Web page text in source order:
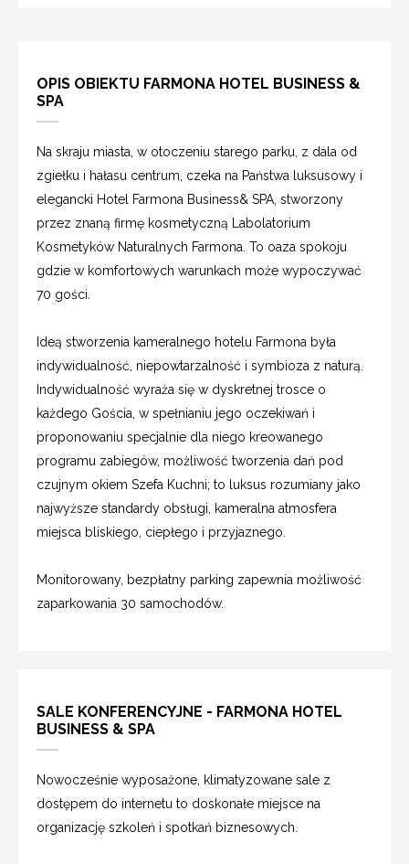
OPIS OBIEKTU FARMONA HOTEL BUSINESS &
SPA
Na skraju miasta, w otoczeniu starego parku, z dala od
zgiełku i hałasu centrum, czeka na Państwa luksusowy i
elegancki Hotel Farmona Business& SPA, stworzony
przez znaną firmę kosmetyczną Labolatorium
Kosmetyków Naturalnych Farmona. To oaza spokoju
gdzie w komfortowych warunkach może wypoczywać
70 gości.
Ideą stworzenia kameralnego hotelu Farmona była
indywidualność, niepowtarzalność i symbioza z naturą.
Indywidualność wyraża się w dyskretnej trosce o
każdego Gościa, w spełnianiu jego oczekiwań i
proponowaniu specjalnie dla niego kreowanego
programu zabiegów, możliwość tworzenia dań pod
czujnym okiem Szefa Kuchni; to luksus rozumiany jako
najwyższe standardy obsługi, kameralna atmosfera
miejsca bliskiego, ciepłego i przyjaznego.
Monitorowany, bezpłatny parking zapewnia możliwość
zaparkowania 30 samochodów.
SALE KONFERENCYJNE - FARMONA HOTEL
BUSINESS & SPA
Nowocześnie wyposażone, klimatyzowane sale z
dostępem do internetu to doskonałe miejsce na
organizację szkoleń i spotkań biznesowych.